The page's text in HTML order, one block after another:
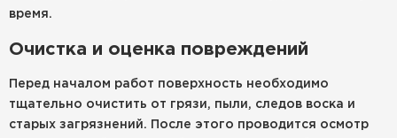
время.
Очистка и оценка повреждений
Перед началом работ поверхность необходимо
тщательно очистить от грязи, пыли, следов воска и
старых загрязнений. После этого проводится осмотр